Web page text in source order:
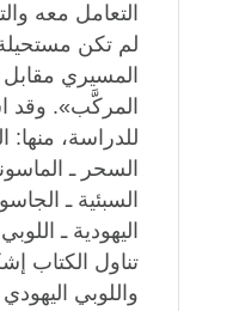
التعامل معه
لم تكن
المسيري
المركَّب». وقد
للدراسة، منها:
السحر ـ
السبئية ـ
اليهودية ـ
تناول الكتاب
واللوبي